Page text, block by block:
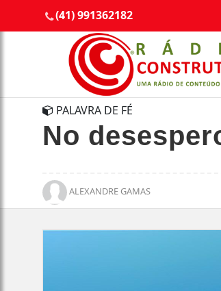
(41) 991362182
PALAVRA DE FÉ
No
ALEXANDRE GAMAS